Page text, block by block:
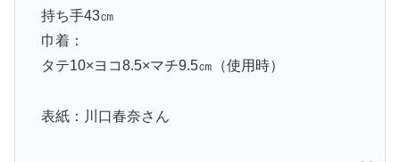
持ち手43㎝
巾着：
タテ10×ヨコ8.5×マチ9.5㎝（使用時）
表紙：川口春奈さん